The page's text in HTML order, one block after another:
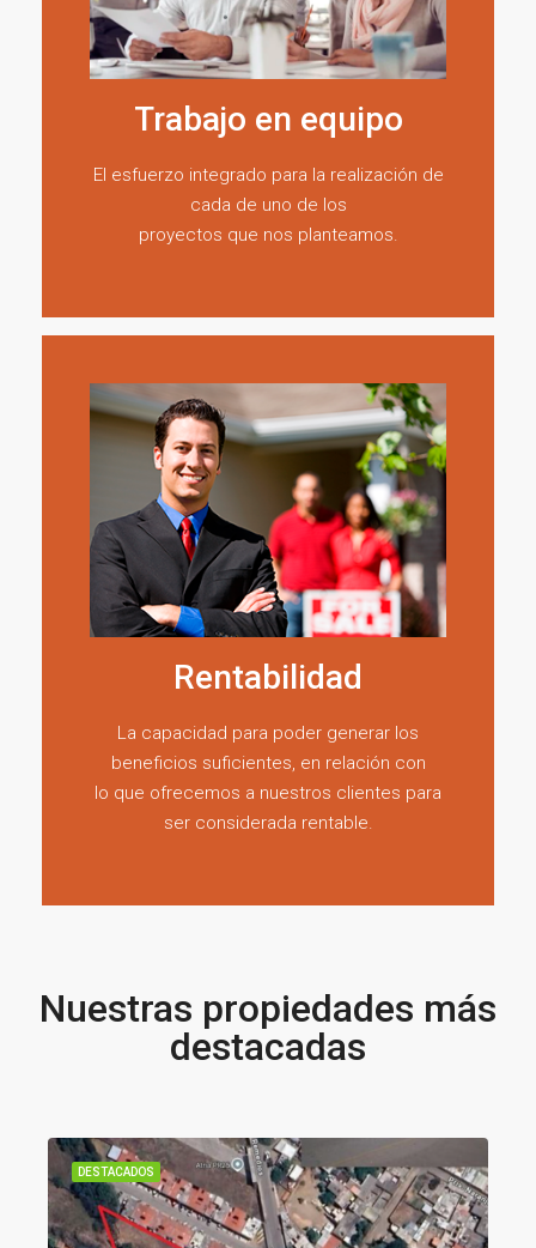
Trabajo en equipo
El esfuerzo integrado para la realización de
cada de uno de los
proyectos que nos planteamos.
Rentabilidad
La capacidad para poder generar los
beneficios suficientes, en relación con
lo que ofrecemos a nuestros clientes para
ser considerada rentable.
Nuestras propiedades más
destacadas